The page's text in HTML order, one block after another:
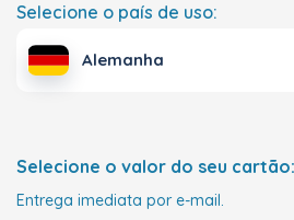
Selecione o país de uso:
Alemanha
Selecione o valor do seu cartão:
Entrega imediata por e-mail.